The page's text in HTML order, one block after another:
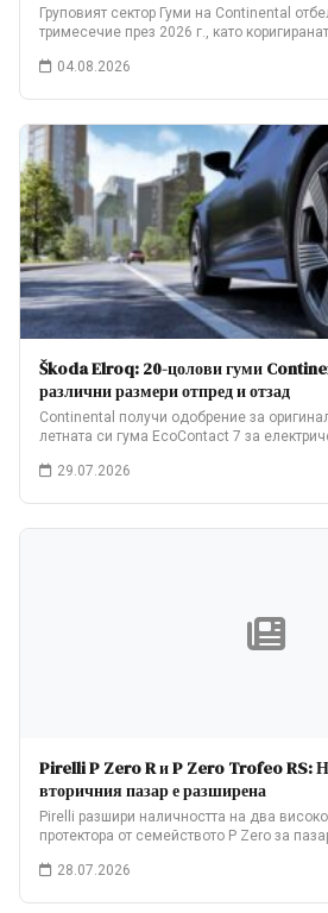
Груповият сектор Гуми на Continental
тримесечие през 2026 г., като
04.08.2026
Škoda Elroq: 20-цолови гуми
различни размери отпред и отзад
Continental получи одобрение за
летната си гума EcoContact 7 за
29.07.2026
Pirelli P Zero R и P Zero Trofeo RS:
вторичния пазар е разширена
Pirelli разшири наличността на два
протектора от семейството P Zero за
28.07.2026